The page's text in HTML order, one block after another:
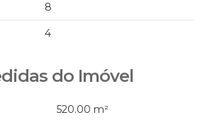
8
4
do Imóvel
520.00 m²